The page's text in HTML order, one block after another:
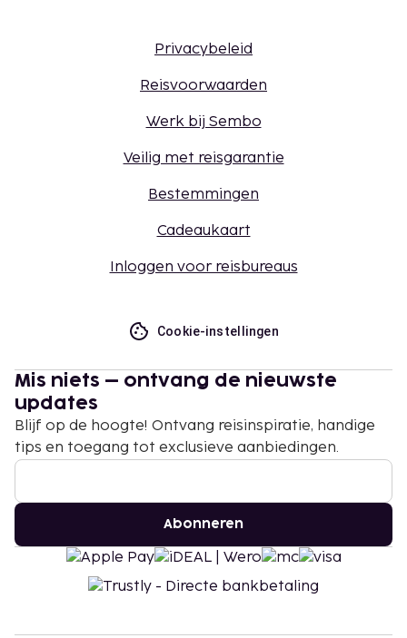
Privacybeleid
Reisvoorwaarden
Werk bij Sembo
Veilig met reisgarantie
Bestemmingen
Cadeaukaart
Inloggen voor reisbureaus
Cookie-instellingen
Mis niets – ontvang de nieuwste
updates
Blijf op de hoogte! Ontvang reisinspiratie, handige
tips en toegang tot exclusieve aanbiedingen.
Abonneren